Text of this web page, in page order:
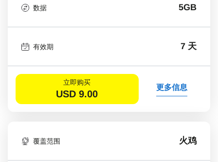
数据 5GB
有效期 7 天
立即购买
USD 9.00
更多信息
覆盖范围 火鸡